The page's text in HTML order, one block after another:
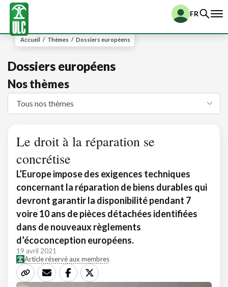
FR
Accueil / Thèmes / Dossiers européens
Dossiers européens
Nos thèmes
Le droit à la réparation se
concrétise
L’Europe impose des exigences techniques
concernant la réparation de biens durables qui
devront garantir la disponibilité pendant 7
voire 10 ans de pièces détachées identifiées
dans de nouveaux règlements
d’écoconception européens.
19 avril 2021
Article réservé aux membres